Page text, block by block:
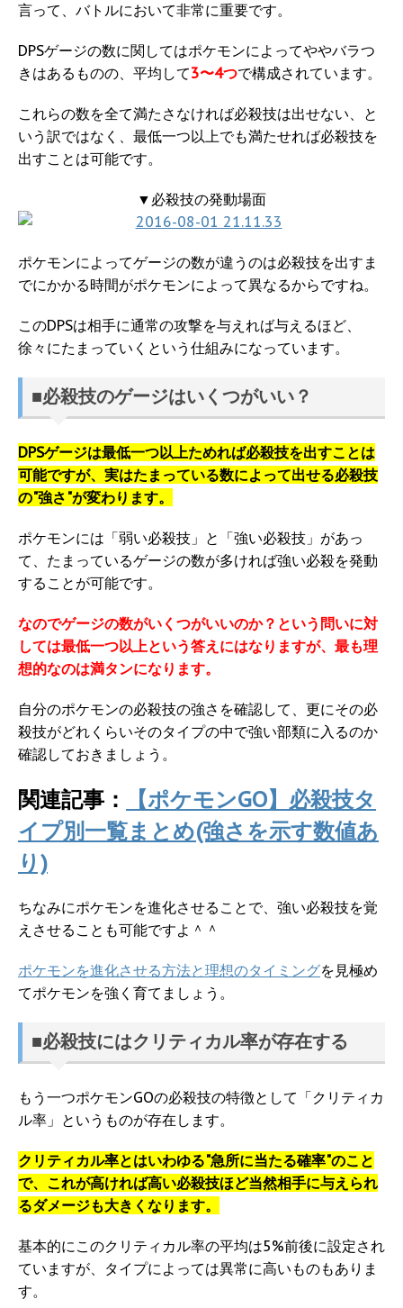
言って、バトルにおいて非常に重要です。
DPSゲージの数に関してはポケモンによってややバラつ
きはあるものの、平均して3〜4つで構成されています。
これらの数を全て満たさなければ必殺技は出せない、と
いう訳ではなく、最低一つ以上でも満たせれば必殺技を
出すことは可能です。
▼必殺技の発動場面
ポケモンによってゲージの数が違うのは必殺技を出すま
でにかかる時間がポケモンによって異なるからですね。
このDPSは相手に通常の攻撃を与えれば与えるほど、
徐々にたまっていくという仕組みになっています。
■必殺技のゲージはいくつがいい？
DPSゲージは最低一つ以上ためれば必殺技を出すことは
可能ですが、実はたまっている数によって出せる必殺技
の"強さ"が変わります。
ポケモンには「弱い必殺技」と「強い必殺技」があっ
て、たまっているゲージの数が多ければ強い必殺を発動
することが可能です。
なのでゲージの数がいくつがいいのか？という問いに対
しては最低一つ以上という答えにはなりますが、最も理
想的なのは満タンになります。
自分のポケモンの必殺技の強さを確認して、更にその必
殺技がどれくらいそのタイプの中で強い部類に入るのか
確認しておきましょう。
関連記事：
【ポケモンGO】必殺技タ
イプ別一覧まとめ(強さを示す数値あ
り)
ちなみにポケモンを進化させることで、強い必殺技を覚
えさせることも可能ですよ＾＾
ポケモンを進化させる方法と理想のタイミングを見極め
てポケモンを強く育てましょう。
■必殺技にはクリティカル率が存在する
もう一つポケモンGOの必殺技の特徴として「クリティカ
ル率」というものが存在します。
クリティカル率とはいわゆる"急所に当たる確率"のこと
で、これが高ければ高い必殺技ほど当然相手に与えられ
るダメージも大きくなります。
基本的にこのクリティカル率の平均は5%前後に設定され
ていますが、タイプによっては異常に高いものもありま
す。